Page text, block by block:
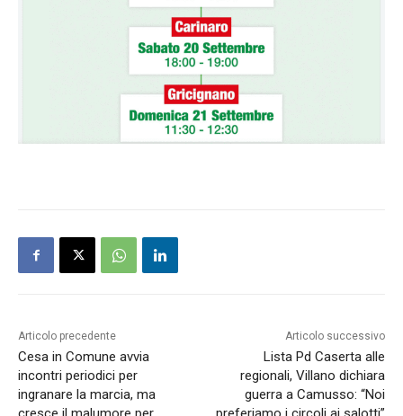
Articolo precedente
Cesa in Comune avvia
incontri periodici per
ingranare la marcia, ma
Articolo successivo
Lista Pd Caserta alle
regionali, Villano dichiara
guerra a Camusso: “Noi